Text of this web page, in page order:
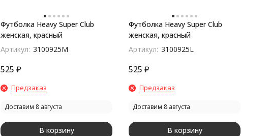
Футболка Heavy Super Club
женская, красный
Артикул: 3100925M
525 ₽
Предзаказ
Доставим 8 августа
В корзину
Футболка Heavy Super Club
женская, красный
Артикул: 3100925L
525 ₽
Предзаказ
Доставим 8 августа
В корзину